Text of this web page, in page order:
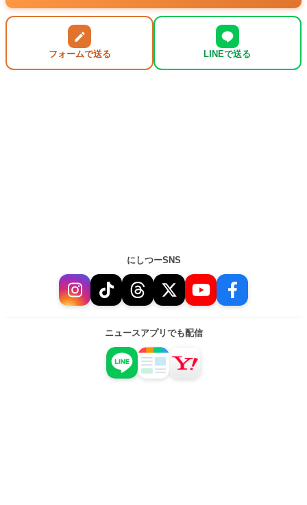
フォームで送る LINEで送る
にしつーSNS
ニュースアプリでも配信